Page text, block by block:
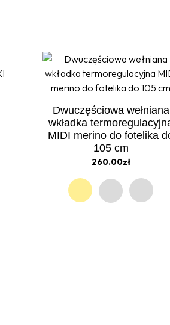
Dwuczęściowa wełniana
wkładka
MIDI merino do fotelika
105 cm
260.00zł